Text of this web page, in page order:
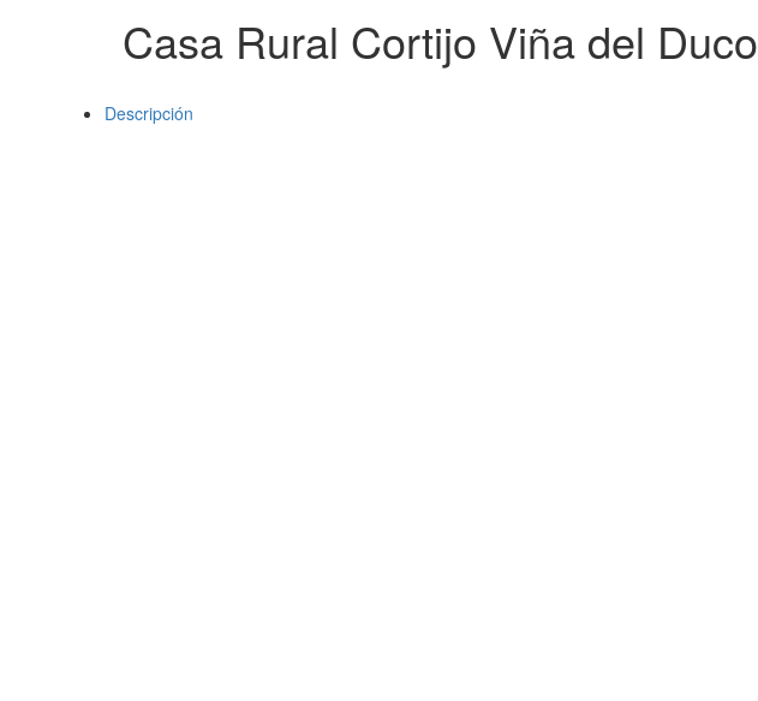
Casa Rural Cortijo Viña del Duco
Descripción